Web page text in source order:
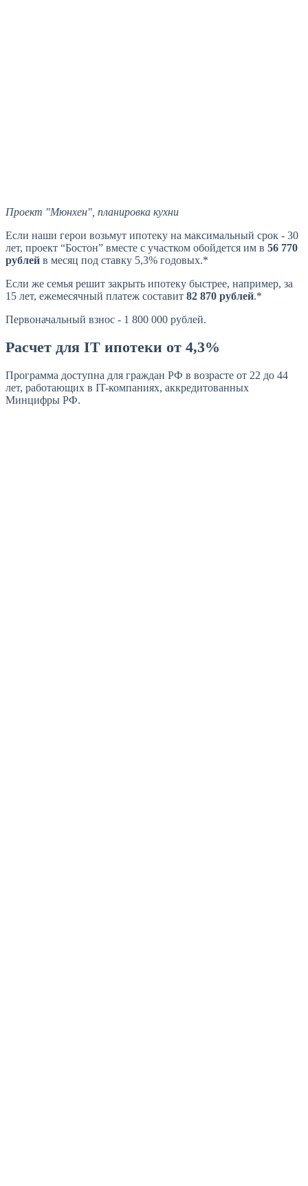
Проект "Мюнхен", планировка кухни
Если наши герои возьмут ипотеку на максимальный срок - 30
лет, проект “Бостон” вместе с участком обойдется им в 56 770
рублей в месяц под ставку 5,3% годовых.*
Если же семья решит закрыть ипотеку быстрее, например, за
15 лет, ежемесячный платеж составит 82 870 рублей.*
Первоначальный взнос - 1 800 000 рублей.
Расчет для IT ипотеки от 4,3%
Программа доступна для граждан РФ в возрасте от 22 до 44
лет, работающих в IT-компаниях, аккредитованных
Минцифры РФ.